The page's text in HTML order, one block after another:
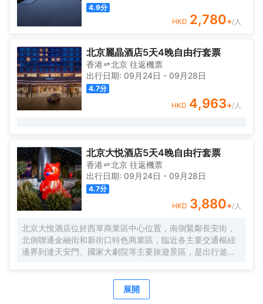
4.9分
HKD 2,780+/人
北京麗晶酒店5天4晚自由行套票
香港 北京 往返機票
出行日期: 09月24日 - 09月28日
4.7分
HKD 4,963+/人
北京大悦酒店5天4晚自由行套票
香港 北京 往返機票
出行日期: 09月24日 - 09月28日
4.7分
HKD 3,880+/人
北京大悅酒店位於西單商業區中心位置，南側緊鄰長安街，
北側聯通金融街和新街口特色商業區，臨近各主要交通樞紐
邊界到達天安門、國家大劇院等主要旅遊景區，是出行遊玩
酒店在中糧品牌家族的盛譽之下孕育而出，與西單大悅城同
屬一個城市綜合體，周邊生活配套齊全，吃喝玩購一站式解
展開